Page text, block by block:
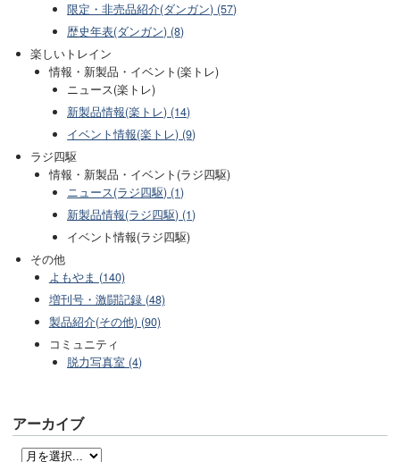
限定・非売品紹介(ダンガン) (57)
歴史年表(ダンガン) (8)
楽しいトレイン
情報・新製品・イベント(楽トレ)
ニュース(楽トレ)
新製品情報(楽トレ) (14)
イベント情報(楽トレ) (9)
ラジ四駆
情報・新製品・イベント(ラジ四駆)
ニュース(ラジ四駆) (1)
新製品情報(ラジ四駆) (1)
イベント情報(ラジ四駆)
その他
よもやま (140)
増刊号・激闘記録 (48)
製品紹介(その他) (90)
コミュニティ
脱力写真室 (4)
アーカイブ